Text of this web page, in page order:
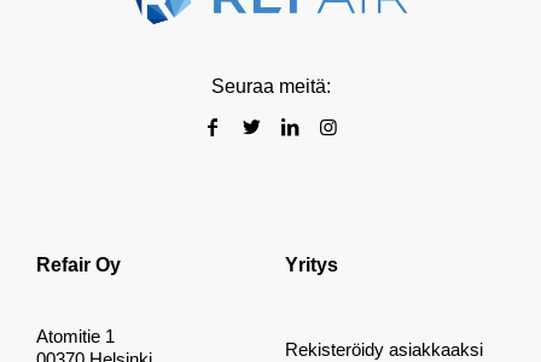
Seuraa meitä:
Refair Oy
Atomitie 1
Yritys
Rekisteröidy asiakkaaksi